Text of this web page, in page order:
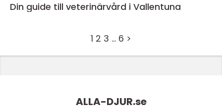
Din guide till veterinärvård i Vallentuna
1 2 3 … 6 >
ALLA-DJUR.se